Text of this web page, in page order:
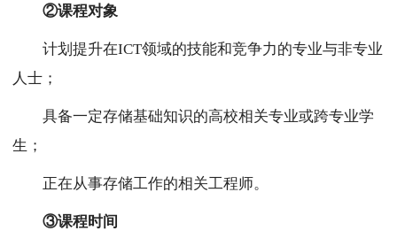
②课程对象
计划提升在ICT领域的技能和竞争力的专业与非专业
人士；
具备一定存储基础知识的高校相关专业或跨专业学
生；
正在从事存储工作的相关工程师。
③课程时间